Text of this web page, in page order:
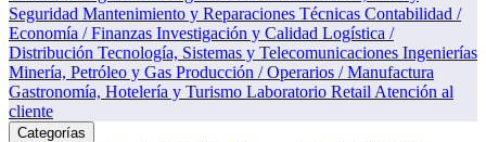
Seguridad Mantenimiento y Reparaciones Técnicas Contabilidad /
Economía / Finanzas Investigación y Calidad Logística /
Distribución Tecnología, Sistemas y Telecomunicaciones Ingenierías
Minería, Petróleo y Gas Producción / Operarios / Manufactura
Gastronomía, Hotelería y Turismo Laboratorio Retail Atención al
cliente
Categorías